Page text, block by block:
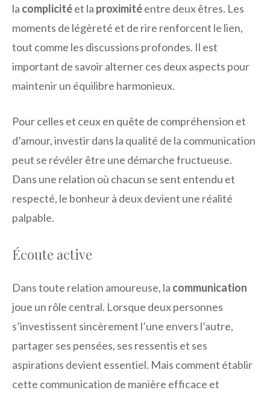
la complicitéet la proximitéentre deux êtres. Les
moments de légèreté et de rire renforcent le lien,
tout comme les discussions profondes. Il est
important de savoir alterner ces deux aspects pour
maintenir un équilibre harmonieux.
Pour celles et ceux en quête de compréhension et
d’amour, investir dans la qualité de la communication
peut se révéler être une démarche fructueuse.
Dans une relation où chacun se sent entendu et
respecté, le bonheur à deux devient une réalité
palpable.
Écoute active
Dans toute relation amoureuse, la communication
joue un rôle central. Lorsque deux personnes
s’investissent sincèrement l’une envers l’autre,
partager ses pensées, ses ressentis et ses
aspirations devient essentiel. Mais comment établir
cette communication de manière efficace et